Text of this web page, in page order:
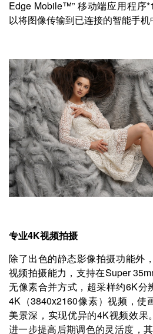
Edge Mobile™” 移动端应用程序
以将图像传输到已连接的智能手机
专业4K视频拍摄
除了出色的静态影像拍摄功能外
视频拍摄能力，支持在Super
无像素合并方式，超采样约6K分
4K（3840x2160像素）视频，使
美景深，实现优异的4K视频效果
进一步提高后期调色的灵活度，